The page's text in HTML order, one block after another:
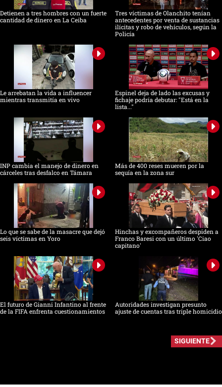
Detienen a tres hombres con un fuerte
cantidad de dinero en La Ceiba
Tres víctimas de Olanchito tenían
antecedentes por venta de sustancias
ilícitas y robo de vehículos, según la
Policía
Le arrebatan la vida a influencer
mientras transmitía en vivo
Espinel deja de lado las excusas y
fichaje podría debutar: "Está en la
lista..."
INP cambia el manejo de dinero en
cárceles tras desfalco en Támara
Más de 400 reses mueren por la
sequía en la zona sur
Lo que se sabe de la masacre que dejó
seis víctimas en Yoro
Hinchas y excompañeros despiden a
Franco Baresi con un último 'Ciao
capitano'
El futuro de Gianni Infantino al frente
de la FIFA enfrenta cuestionamientos
Autoridades investigan presunto
ajuste de cuentas tras triple homicidio
SIGUIENTE